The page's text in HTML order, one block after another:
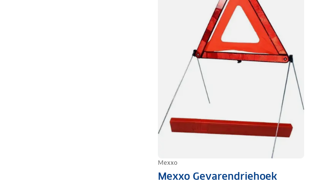
Mexxo
Mexxo Gevarendriehoek